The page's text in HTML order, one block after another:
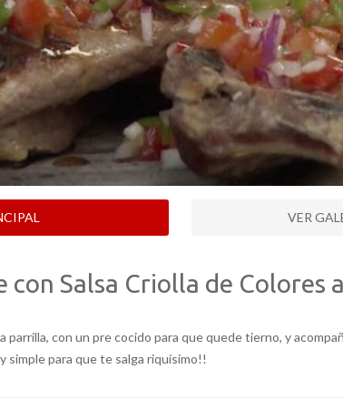
VER
con Salsa Criolla de Colores
parrilla, con un pre cocido para que quede tierno, y
simple para que te salga riquísimo!!